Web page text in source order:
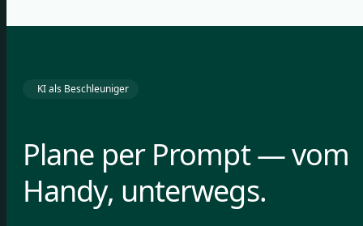
KI als Beschleuniger
Plane per Prompt — vom
Handy, unterwegs.